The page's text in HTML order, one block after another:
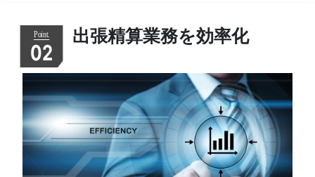
02
出張精算業務を効率化